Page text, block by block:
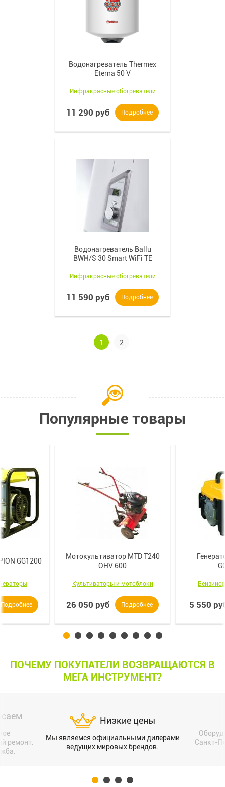
Водонагреватель Thermex
Eterna 50 V
Инфракрасные обогреватели
11 290 руб Подробнее
Водонагреватель Ballu
BWH/S 30 Smart WiFi TE
Инфракрасные обогреватели
11 590 руб Подробнее
1 2
Популярные товары
GG1200
Подробнее
Мотокультиватор MTD T240
OHV 600
Культиваторы и мотоблоки
26 050 руб Подробнее 5 550
ПОЧЕМУ ПОКУПАТЕЛИ ВОЗВРАЩАЮТСЯ В
МЕГА ИНСТРУМЕНТ?
ремонт.
Низкие цены
Мы являемся официальными дилерами
ведущих мировых брендов.
Санкт-